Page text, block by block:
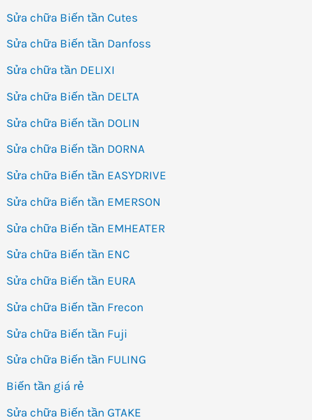
Sửa chữa Biến tần Cutes
Sửa chữa Biến tần Danfoss
Sửa chữa tần DELIXI
Sửa chữa Biến tần DELTA
Sửa chữa Biến tần DOLIN
Sửa chữa Biến tần DORNA
Sửa chữa Biến tần EASYDRIVE
Sửa chữa Biến tần EMERSON
Sửa chữa Biến tần EMHEATER
Sửa chữa Biến tần ENC
Sửa chữa Biến tần EURA
Sửa chữa Biến tần Frecon
Sửa chữa Biến tần Fuji
Sửa chữa Biến tần FULING
Biến tần giá rẻ
Sửa chữa Biến tần GTAKE